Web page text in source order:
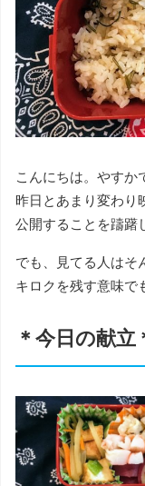
こんにちは。やすか
昨日とあまり変わり
公開することを躊躇
でも、見てる人はそ
キロクを残す意味で
＊今日の献立